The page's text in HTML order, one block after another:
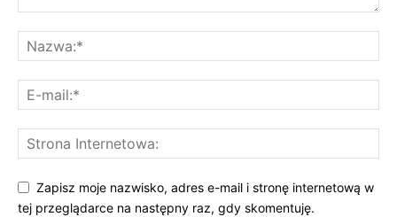
Zapisz moje nazwisko, adres e-mail i stronę internetową w
tej przeglądarce na następny raz, gdy skomentuję.